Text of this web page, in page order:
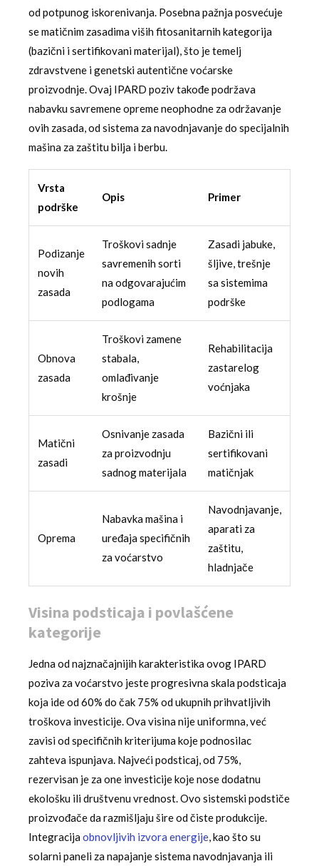
od potpunog iskorenivanja. Posebna pažnja posvećuje
se matičnim zasadima viših fitosanitarnih kategorija
(bazični i sertifikovani materijal), što je temelj
zdravstvene i genetski autentične voćarske
proizvodnje. Ovaj IPARD poziv takođe podržava
nabavku savremene opreme neophodne za održavanje
ovih zasada, od sistema za navodnjavanje do specijalnih
mašina za zaštitu bilja i berbu.
Vrsta
podrške
Opis Primer
Podizanje
novih
zasada
Troškovi sadnje
savremenih sorti
na odgovarajućim
podlogama
Zasadi jabuke,
šljive, trešnje
sa sistemima
podrške
Obnova
zasada
Troškovi zamene
stabala,
omlađivanje
krošnje
Rehabilitacija
zastarelog
voćnjaka
Matični
zasadi
Osnivanje zasada
za proizvodnju
sadnog materijala
Bazični ili
sertifikovani
matičnjak
Oprema
Nabavka mašina i
uređaja specifičnih
za voćarstvo
Navodnjavanje,
aparati za
zaštitu,
hladnjače
Visina podsticaja i povlašćene
kategorije
Jedna od najznačajnijih karakteristika ovog IPARD
poziva za voćarstvo jeste progresivna skala podsticaja
koja ide od 60% do čak 75% od ukupnih prihvatljivih
troškova investicije. Ova visina nije uniformna, već
zavisi od specifičnih kriterijuma koje podnosilac
zahteva ispunjava. Najveći podsticaj, od 75%,
rezervisan je za one investicije koje nose dodatnu
ekološku ili društvenu vrednost. Ovo sistemski podstiče
proizvođače da razmišljaju šire od čiste produkcije.
Integracijaobnovljivih izvora energije, kao što su
solarni paneli za napajanje sistema navodnjavanja ili